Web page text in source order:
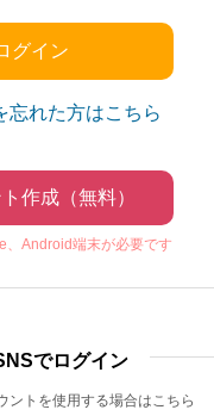
忘れた方はこちら
作成（無料）
Android端末が必要です
ントを使用する場合はこちら
でログイン